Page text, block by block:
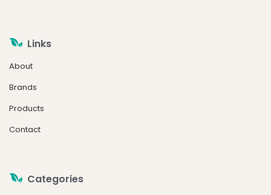
Links
About
Brands
Products
Contact
Categories